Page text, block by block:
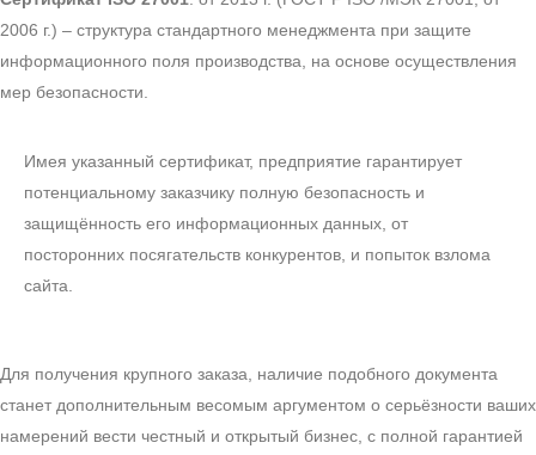
2006 г.) – структура стандартного менеджмента при защите
информационного поля производства, на основе осуществления
мер безопасности.
Имея указанный сертификат, предприятие гарантирует
потенциальному заказчику полную безопасность и
защищённость его информационных данных, от
посторонних посягательств конкурентов, и попыток взлома
сайта.
Для получения крупного заказа, наличие подобного документа
станет дополнительным весомым аргументом о серьёзности ваших
намерений вести честный и открытый бизнес, с полной гарантией